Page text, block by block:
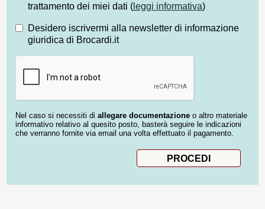
trattamento dei miei dati ( leggi informativa)
Desidero iscrivermi alla newsletter di informazione
giuridica di Brocardi.it
Nel caso si necessiti di allegare documentazione o altro materiale
informativo relativo al quesito posto, basterà seguire le indicazioni
che verranno fornite via email una volta effettuato il pagamento.